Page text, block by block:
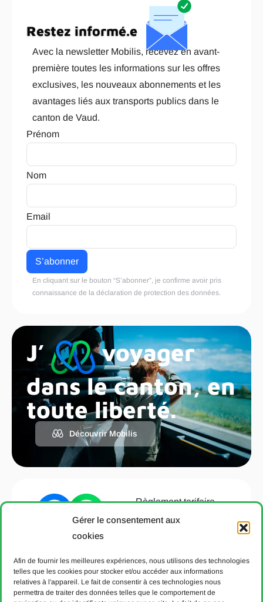
Gérer le consentement aux
cookies
Afin de fournir les meilleures expériences, nous utilisons des technologies
telles que les cookies pour stocker et/ou accéder aux informations
relatives à l'appareil. Le fait de consentir à ces technologies nous
permettra de traiter des données telles que le comportement de
Restez informé.e
Avec la newsletter Mobilis, recevez en avant-
première toutes les informations sur les offres
exclusives, les nouveaux abonnements et les
avantages liés aux transports publics dans le
canton de Vaud.
Prénom
Nom
Email
En cliquant sur le bouton “S’abonner”, je confirme avoir pris
connaissance de la déclaration de protection des données.
Règlement tarifaire
T651.22
protection des données
Politique de cookies
J’
voyager
dans le canton, en
toute liberté.
Découvrir Mobilis